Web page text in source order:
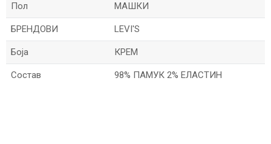
Пол МАШКИ
БРЕНДОВИ LEVI'S
Боја КРЕМ
Состав 98% ПАМУК 2% ЕЛАСТИН